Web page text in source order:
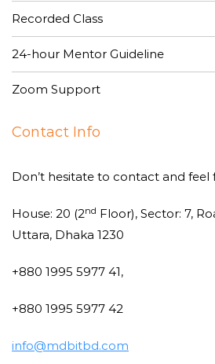
Recorded Class
24-hour Mentor Guideline
Zoom Support
Contact Info
Don’t hesitate to contact and feel
House: 20 (2nd Floor), Sector: 7,
Uttara, Dhaka 1230
+880 1995 5977 41,
+880 1995 5977 42
info@mdbitbd.com